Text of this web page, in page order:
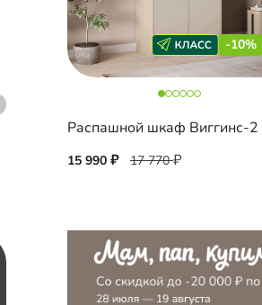
-10%
Распашной шкаф Виггинс-2
15 990 17 770